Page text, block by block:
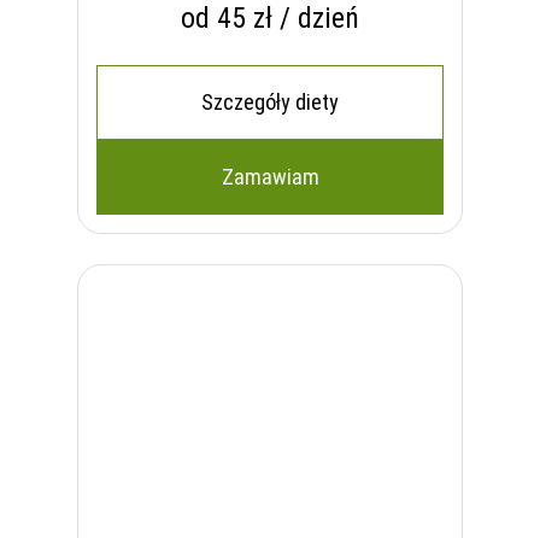
od 45 zł / dzień
Szczegóły diety
Zamawiam